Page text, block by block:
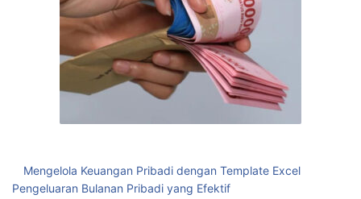
Mengelola Keuangan Pribadi dengan Template Excel
Pengeluaran Bulanan Pribadi yang Efektif